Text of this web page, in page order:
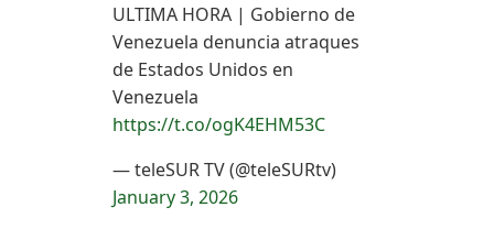
ULTIMA HORA | Gobierno de
Venezuela denuncia atraques
de Estados Unidos en
Venezuela
https://t.co/ogK4EHM53C
— teleSUR TV (@teleSURtv)
January 3, 2026